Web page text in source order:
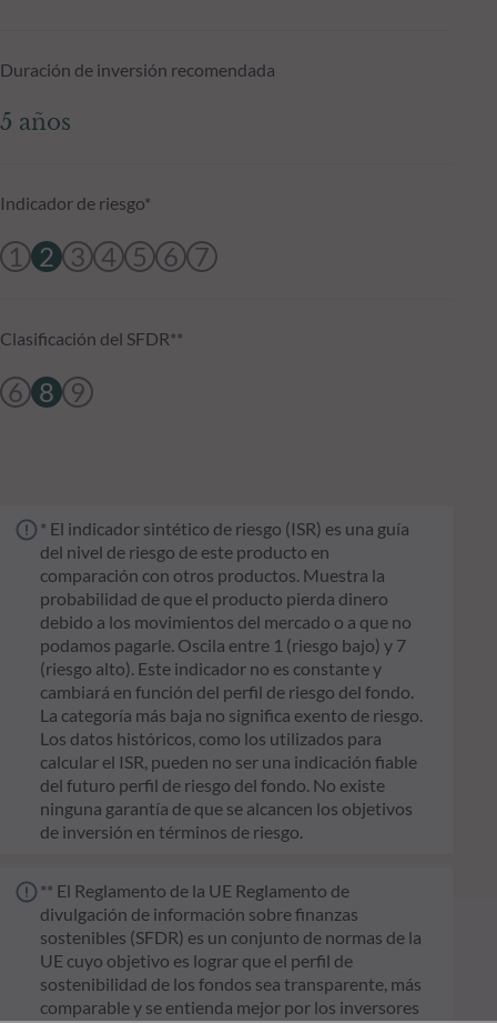
Duración de inversión recomendada
5 años
Indicador de riesgo*
1 2 3 4 5 6 7
Clasificación del SFDR**
6 8 9
* El indicador sintético de riesgo (ISR) es una guía
del nivel de riesgo de este producto en
comparación con otros productos. Muestra la
probabilidad de que el producto pierda dinero
debido a los movimientos del mercado o a que no
podamos pagarle. Oscila entre 1 (riesgo bajo) y 7
(riesgo alto). Este indicador no es constante y
cambiará en función del perfil de riesgo del fondo.
La categoría más baja no significa exento de riesgo.
Los datos históricos, como los utilizados para
calcular el ISR, pueden no ser una indicación fiable
del futuro perfil de riesgo del fondo. No existe
ninguna garantía de que se alcancen los objetivos
de inversión en términos de riesgo.
** El Reglamento de la UE Reglamento de
divulgación de información sobre finanzas
sostenibles (SFDR) es un conjunto de normas de la
UE cuyo objetivo es lograr que el perfil de
sostenibilidad de los fondos sea transparente, más
comparable y se entienda mejor por los inversores